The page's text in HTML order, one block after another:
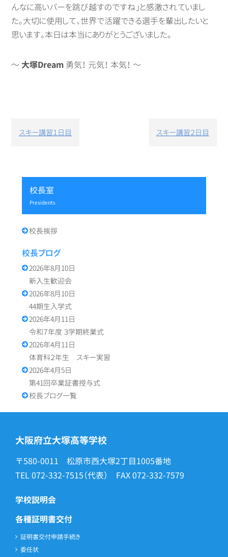
んなに高いバーを跳び越すのですね」と感激されていまし
た。大切に使用して、世界で活躍できる選手を輩出したいと
思います。本日は本当にありがとうございました。
～ 大塚Dream 勇気！ 元気！ 本気！ ～
稿スキー講習１日目 スキー講習２日目
校長室
presidents
校長挨拶
校長ブログ
2026年8月10日
新入生歓迎会
2026年8月10日
44期生入学式
2026年4月11日
令和７年度 ３学期終業式
2026年4月11日
体育科２年生 スキー実習
2026年4月5日
第41回卒業証書授与式
校長ブログ一覧
大阪府立大塚高等学校
〒580-0011 松原市西大塚2丁目1005番地
TEL072-332-7515（代表） FAX072-332-7579
学校説明会
各種証明書交付
証明書交付申請手続き
委任状